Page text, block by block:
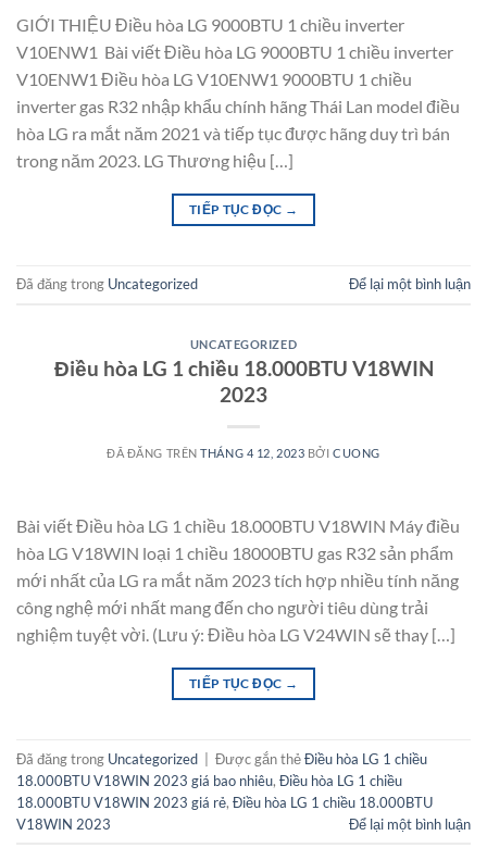
GIỚI THIỆU Điều hòa LG 9000BTU 1 chiều inverter
V10ENW1 Bài viết Điều hòa LG 9000BTU 1 chiều inverter
V10ENW1 Điều hòa LG V10ENW1 9000BTU 1 chiều
inverter gas R32 nhập khẩu chính hãng Thái Lan model điều
hòa LG ra mắt năm 2021 và tiếp tục được hãng duy trì bán
trong năm 2023. LG Thương hiệu […]
TIẾP TỤC ĐỌC →
Đã đăng trong Uncategorized Để lại một bình luận
UNCATEGORIZED
Điều hòa LG 1 chiều 18.000BTU V18WIN
2023
ĐÃ ĐĂNG TRÊNTHÁNG 4 12, 2023 BỞICUONG
Bài viết Điều hòa LG 1 chiều 18.000BTU V18WIN Máy điều
hòa LG V18WIN loại 1 chiều 18000BTU gas R32 sản phẩm
mới nhất của LG ra mắt năm 2023 tích hợp nhiều tính năng
công nghệ mới nhất mang đến cho người tiêu dùng trải
nghiệm tuyệt vời. (Lưu ý: Điều hòa LG V24WIN sẽ thay […]
TIẾP TỤC ĐỌC →
Đã đăng trong Uncategorized Được gắn thẻĐiều hòa LG 1 chiều
18.000BTU V18WIN 2023 giá bao nhiêu, Điều hòa LG 1 chiều
18.000BTU V18WIN 2023 giá rẻ, Điều hòa LG 1 chiều 18.000BTU
V18WIN 2023
Để lại một bình luận